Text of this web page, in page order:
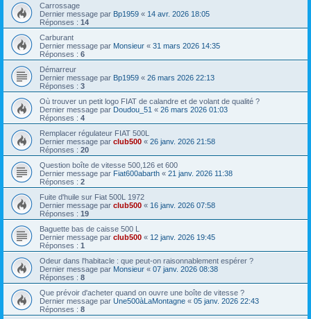
Carrossage
Dernier message par Bp1959 « 14 avr. 2026 18:05
Réponses : 14
Carburant
Dernier message par Monsieur « 31 mars 2026 14:35
Réponses : 6
Démarreur
Dernier message par Bp1959 « 26 mars 2026 22:13
Réponses : 3
Où trouver un petit logo FIAT de calandre et de volant de qualité ?
Dernier message par Doudou_51 « 26 mars 2026 01:03
Réponses : 4
Remplacer régulateur FIAT 500L
Dernier message par club500 « 26 janv. 2026 21:58
Réponses : 20
Question boîte de vitesse 500,126 et 600
Dernier message par Fiat600abarth « 21 janv. 2026 11:38
Réponses : 2
Fuite d'huile sur Fiat 500L 1972
Dernier message par club500 « 16 janv. 2026 07:58
Réponses : 19
Baguette bas de caisse 500 L
Dernier message par club500 « 12 janv. 2026 19:45
Réponses : 1
Odeur dans l'habitacle : que peut-on raisonnablement espérer ?
Dernier message par Monsieur « 07 janv. 2026 08:38
Réponses : 8
Que prévoir d'acheter quand on ouvre une boîte de vitesse ?
Dernier message par Une500àLaMontagne « 05 janv. 2026 22:43
Réponses : 8